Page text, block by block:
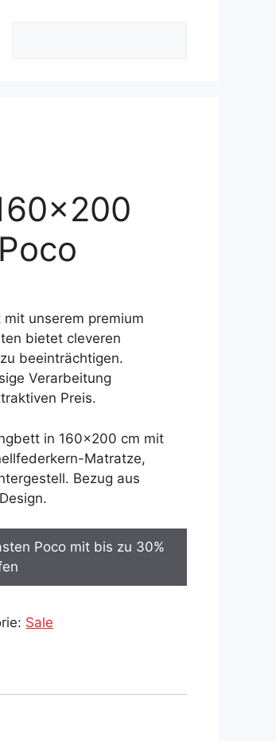
unserem premium
bietet cleveren
beeinträchtigen.
Verarbeitung
Preis.
in 160×200 cm mit
Matratze,
Bezug aus
Poco mit bis zu 30%
Sale